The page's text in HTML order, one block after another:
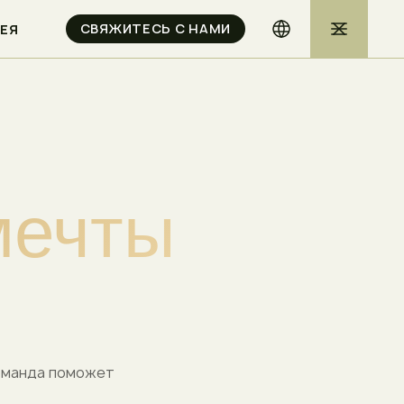
СВЯЖИТЕСЬ С НАМИ
ечты
поможет